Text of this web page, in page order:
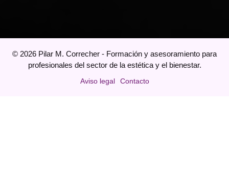
© 2026 Pilar M. Correcher - Formación y asesoramiento para
profesionales del sector de la estética y el bienestar.
Aviso legal Contacto